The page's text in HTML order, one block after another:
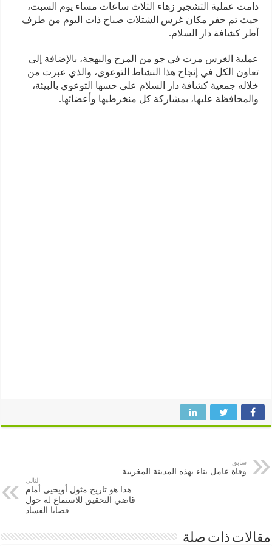
عملية التشجير زهاء الثلاث ساعات مساء يوم السبت،
تم حفر مكان غرس الشتلات صباح ذات اليوم من طرف
كشافة دار السلام.
الغرس مرت في جو من المرح والبهجة، بالإضافة إلى
الكل في إنجاح هذا النشاط التوعوي، والذي عبرت من
جمعية كشافة دار السلام على حسها التوعوي بالبيئة،
عليها، بمشاركة كل منخرطيها وأعضائها.
سابق
وفاة عامل بناء بهذه المدينة المغربية
هذا هو تاريخ مثول أويحيى أمام
قاضي التحقيق للاستماع له حول
قضايا الفساد
ذات صلة